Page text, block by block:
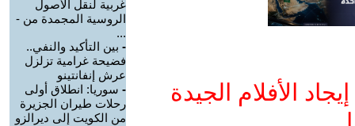
الأفلام الجيدة
غربية لنقل الأصول
الروسية المجمدة من -
...
- بين التأكيد والنفي..
فضيحة غرامية تزلزل
عرش إنفانتينو
- سوريا: انطلاق أولى
رحلات طيران الجزيرة
من الكويت إلى ديرالزو